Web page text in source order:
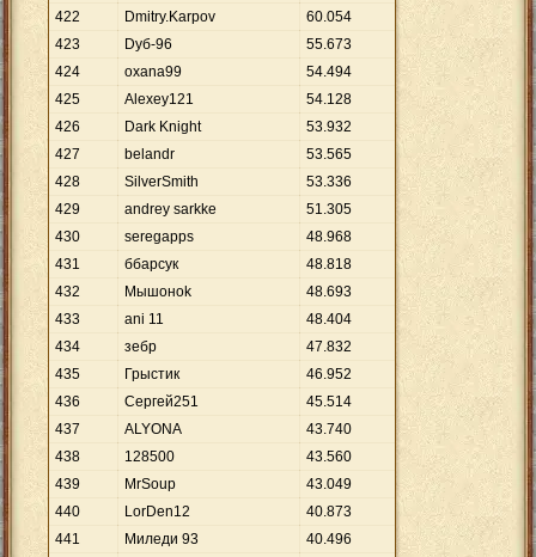
422
Dmitry.Karpov 60.054
423
Dуб-96 55.673
424
oxana99 54.494
425
Alexey121 54.128
426
Dark Knight 53.932
427
belandr 53.565
428
SilverSmith 53.336
429
andrey sarkke 51.305
430
seregapps 48.968
431
ббарсук 48.818
432
Мышоноk 48.693
433
ani 11 48.404
434
зебр 47.832
435
Грыстик 46.952
436
Сергей251 45.514
437
ALYONA 43.740
438
128500 43.560
439
MrSoup 43.049
440
LorDen12 40.873
441
Миледи 93 40.496